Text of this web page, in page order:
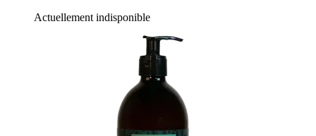
Actuellement indisponible